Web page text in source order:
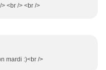
<br /> <br />
mardi :)<br />